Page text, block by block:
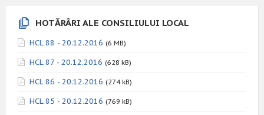
HOTĂRÂRI ALE CONSILIULUI LOCAL
HCL 88 - 20.12.2016 (6 MB)
HCL 87 - 20.12.2016 (628 kB)
HCL 86 - 20.12.2016 (274 kB)
HCL 85 - 20.12.2016 (769 kB)